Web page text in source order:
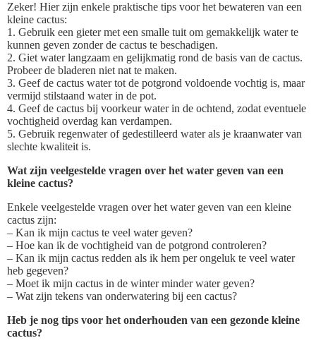
Zeker! Hier zijn enkele praktische tips voor het bewateren van een
kleine cactus:
1. Gebruik een gieter met een smalle tuit om gemakkelijk water te
kunnen geven zonder de cactus te beschadigen.
2. Giet water langzaam en gelijkmatig rond de basis van de cactus.
Probeer de bladeren niet nat te maken.
3. Geef de cactus water tot de potgrond voldoende vochtig is, maar
vermijd stilstaand water in de pot.
4. Geef de cactus bij voorkeur water in de ochtend, zodat eventuele
vochtigheid overdag kan verdampen.
5. Gebruik regenwater of gedestilleerd water als je kraanwater van
slechte kwaliteit is.
Wat zijn veelgestelde vragen over het water geven van een
kleine cactus?
Enkele veelgestelde vragen over het water geven van een kleine
cactus zijn:
– Kan ik mijn cactus te veel water geven?
– Hoe kan ik de vochtigheid van de potgrond controleren?
– Kan ik mijn cactus redden als ik hem per ongeluk te veel water
heb gegeven?
– Moet ik mijn cactus in de winter minder water geven?
– Wat zijn tekens van onderwatering bij een cactus?
Heb je nog tips voor het onderhouden van een gezonde kleine
cactus?